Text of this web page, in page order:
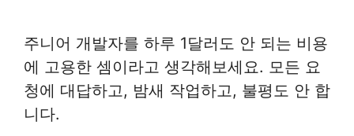
주니어 개발자를 하루 1달러도 안 되는 비용
에 고용한 셈이라고 생각해보세요. 모든 요
청에 대답하고, 밤새 작업하고, 불평도 안 합
니다.